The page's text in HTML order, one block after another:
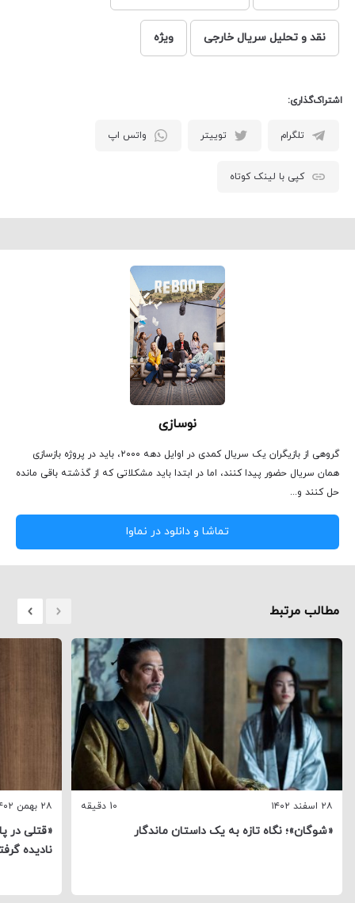
نقد و تحلیل سریال خارجی ویژه
اشتراک‌گذاری:
تلگرام توییتر واتس اپ
کپی با لینک کوتاه
نوسازی
گروهی از بازیگران یک سریال کمدی در اوایل دهه ۲۰۰۰، باید در پروژه بازسازی
همان سریال حضور پیدا کنند، اما در ابتدا باید مشکلاتی که از گذشته باقی مانده
حل کنند و...
تماشا و دانلود در نماوا
مطالب مرتبط
۲۸ اسفند ۱۴۰۲ 10 دقیقه
«شوگان»؛ نگاه تازه‌ به یک داستان ماندگار
۲۸ بهمن ۱۴۰۲
«قتلی در
نادیده